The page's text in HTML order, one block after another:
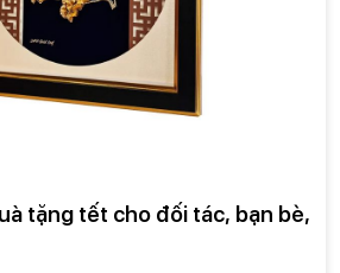
tặng tết cho đối tác, bạn bè,